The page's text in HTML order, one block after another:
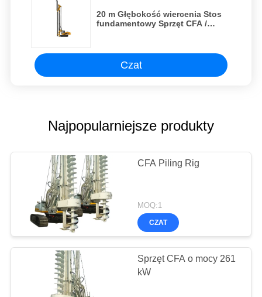
20 m Głębokość wiercenia Stos
fundamentowy Sprzęt CFA /
gąsienicach
Czat
Najpopularniejsze produkty
CFA Piling Rig
MOQ:1
CZAT
Sprzęt CFA o mocy 261
kW